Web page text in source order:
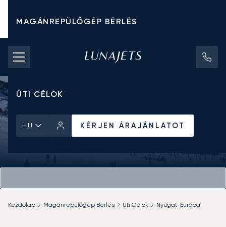
MAGÁNREPÜLŐGÉP BÉRLÉS
CHARTER ÁRAK
MAGÁNREPÜLŐGÉPEK
ÚTI CÉLOK
HU KÉRJEN ÁRAJÁNLATOT
Kezdőlap Magánrepülőgép Bérlés Úti Célok Nyugat-Európa